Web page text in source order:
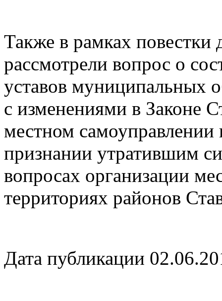
Также в рамках повестки
рассмотрели вопрос о
уставов муниципальных
с изменениями в Законе
местном самоуправлении
признании утратившим
вопросах организации
территориях районов
Дата публикации